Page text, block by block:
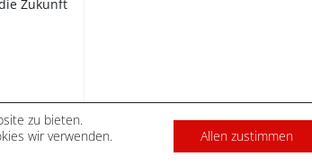
Zukunft
DATENSCHUTZ IMPRESSUM
zu bieten.
wir verwenden.
Allen zustimmen